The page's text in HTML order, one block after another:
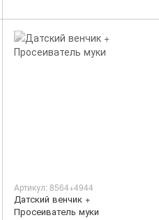
Артикул: 8564+4944
Датский венчик +
Просеиватель муки